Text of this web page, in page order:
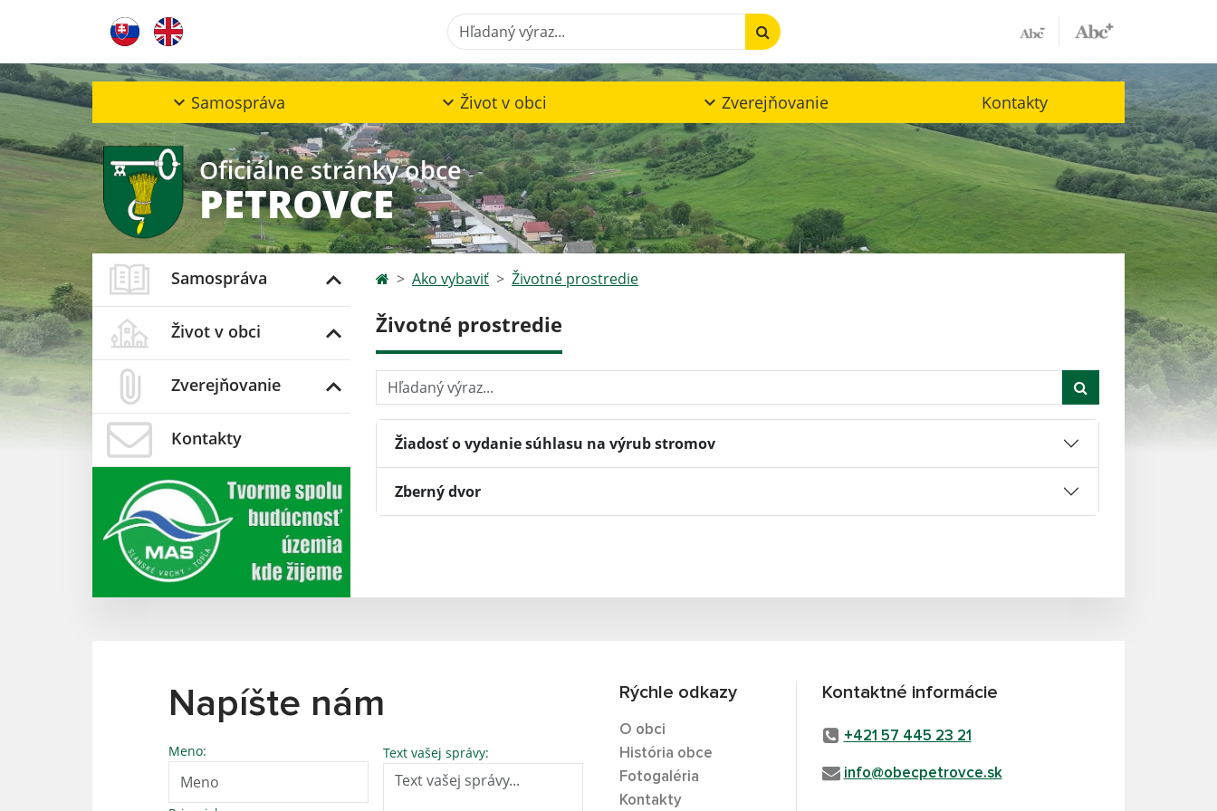
Hľadaný výraz...
Samospráva Život v obci Zverejňovanie Kontakty
Oficiálne stránky obce
PETROVCE
Samospráva
Život v obci
Zverejňovanie
Kontakty
Ako vybaviť Životné prostredie
Životné prostredie
Hľadaný výraz...
Žiadosť o vydanie súhlasu na výrub stromov
Zberný dvor
Napíšte nám
Meno: Text vašej správy:
Rýchle odkazy
O obci
História obce
Fotogaléria
Kontakty
Kontaktné informácie
+421 57 445 23 21
info@obecpetrovce.sk